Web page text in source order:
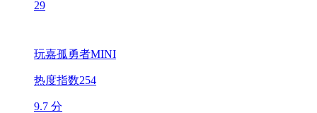
29
玩嘉孤勇者MINI
热度指数254
9.7 分